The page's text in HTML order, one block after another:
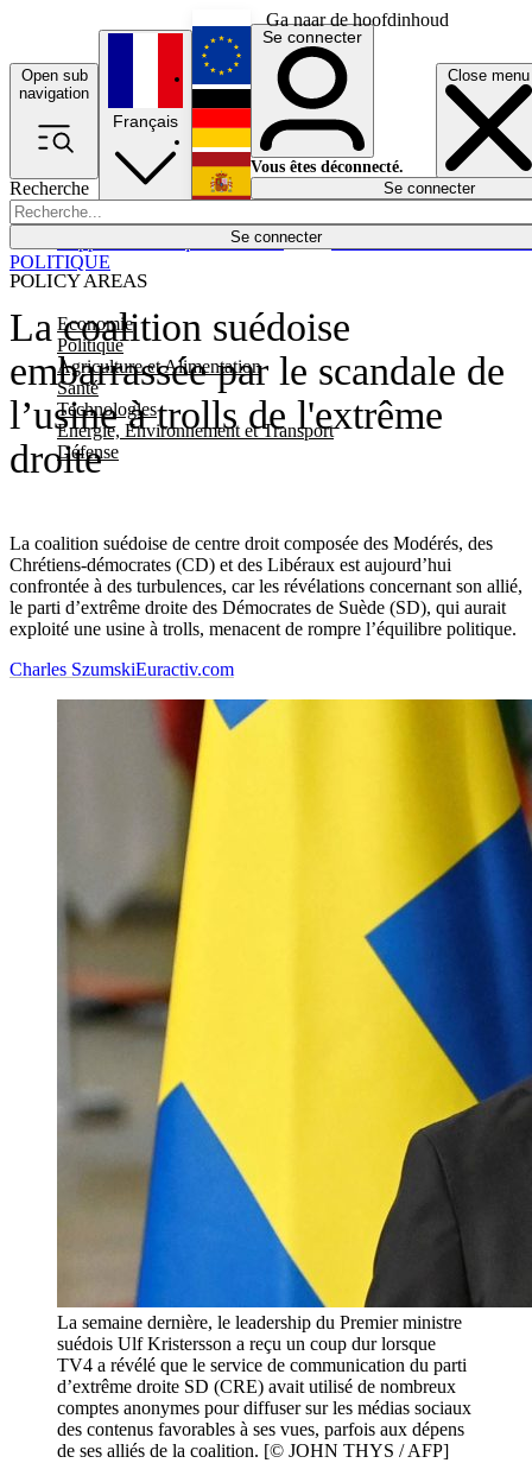
Ga naar de hoofdinhoud
Open sub
navigation
Close menu
Recherche
Se connecter
POLICY AREAS
Economie
Politique
Agriculture et Alimentation
Santé
Technologies
Energie, Environnement et Transport
Défense
Économie
Français
English
Deutsch
Español
Se connecter
Vous êtes déconnecté.
Se connecter
La coalition suédoise
embarrassée par le scandale de
l’usine à trolls de l'extrême
droite
La coalition suédoise de centre droit composée des Modérés, des
Chrétiens-démocrates (CD) et des Libéraux est aujourd’hui
confrontée à des turbulences, car les révélations concernant son allié,
le parti d’extrême droite des Démocrates de Suède (SD), qui aurait
exploité une usine à trolls, menacent de rompre l’équilibre politique.
POLITIQUE
Charles SzumskiEuractiv.com
La semaine dernière, le leadership du Premier ministre
suédois Ulf Kristersson a reçu un coup dur lorsque
TV4 a révélé que le service de communication du parti
d’extrême droite SD (CRE) avait utilisé de nombreux
comptes anonymes pour diffuser sur les médias sociaux
des contenus favorables à ses vues, parfois aux dépens
de ses alliés de la coalition. [© JOHN THYS / AFP]